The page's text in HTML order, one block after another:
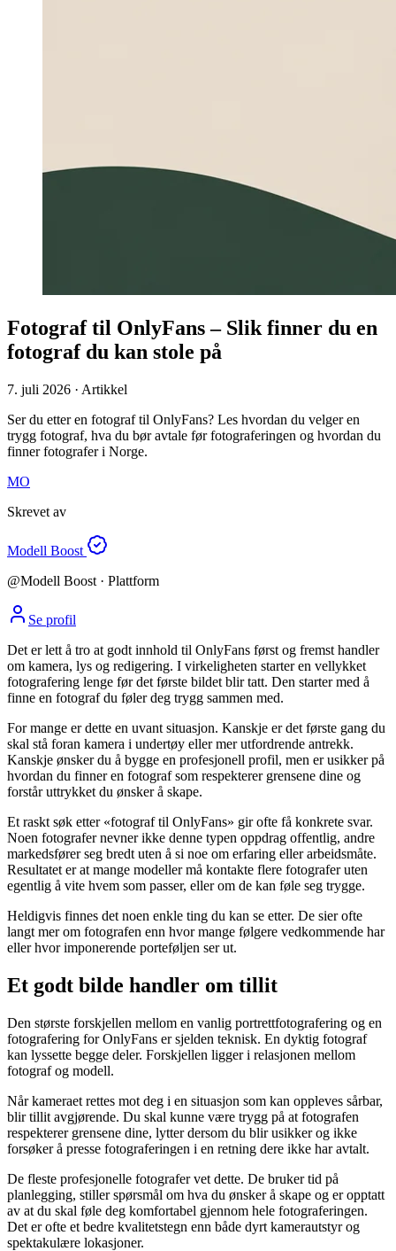
Fotograf til OnlyFans – Slik finner du en
fotograf du kan stole på
7. juli 2026 · Artikkel
Ser du etter en fotograf til OnlyFans? Les hvordan du velger en
trygg fotograf, hva du bør avtale før fotograferingen og hvordan du
finner fotografer i Norge.
MO
Skrevet av
Modell Boost
@Modell Boost · Plattform
Se profil
Det er lett å tro at godt innhold til OnlyFans først og fremst handler
om kamera, lys og redigering. I virkeligheten starter en vellykket
fotografering lenge før det første bildet blir tatt. Den starter med å
finne en fotograf du føler deg trygg sammen med.
For mange er dette en uvant situasjon. Kanskje er det første gang du
skal stå foran kamera i undertøy eller mer utfordrende antrekk.
Kanskje ønsker du å bygge en profesjonell profil, men er usikker på
hvordan du finner en fotograf som respekterer grensene dine og
forstår uttrykket du ønsker å skape.
Et raskt søk etter «fotograf til OnlyFans» gir ofte få konkrete svar.
Noen fotografer nevner ikke denne typen oppdrag offentlig, andre
markedsfører seg bredt uten å si noe om erfaring eller arbeidsmåte.
Resultatet er at mange modeller må kontakte flere fotografer uten
egentlig å vite hvem som passer, eller om de kan føle seg trygge.
Heldigvis finnes det noen enkle ting du kan se etter. De sier ofte
langt mer om fotografen enn hvor mange følgere vedkommende har
eller hvor imponerende porteføljen ser ut.
Et godt bilde handler om tillit
Den største forskjellen mellom en vanlig portrettfotografering og en
fotografering for OnlyFans er sjelden teknisk. En dyktig fotograf
kan lyssette begge deler. Forskjellen ligger i relasjonen mellom
fotograf og modell.
Når kameraet rettes mot deg i en situasjon som kan oppleves sårbar,
blir tillit avgjørende. Du skal kunne være trygg på at fotografen
respekterer grensene dine, lytter dersom du blir usikker og ikke
forsøker å presse fotograferingen i en retning dere ikke har avtalt.
De fleste profesjonelle fotografer vet dette. De bruker tid på
planlegging, stiller spørsmål om hva du ønsker å skape og er opptatt
av at du skal føle deg komfortabel gjennom hele fotograferingen.
Det er ofte et bedre kvalitetstegn enn både dyrt kamerautstyr og
spektakulære lokasjoner.